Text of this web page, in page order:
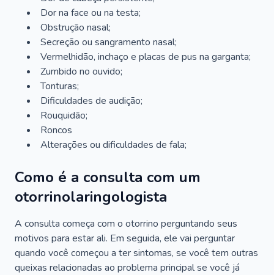
Dor na face ou na testa;
Obstrução nasal;
Secreção ou sangramento nasal;
Vermelhidão, inchaço e placas de pus na garganta;
Zumbido no ouvido;
Tonturas;
Dificuldades de audição;
Rouquidão;
Roncos
Alterações ou dificuldades de fala;
Como é a consulta com um
otorrinolaringologista
A consulta começa com o otorrino perguntando seus
motivos para estar ali. Em seguida, ele vai perguntar
quando você começou a ter sintomas, se você tem outras
queixas relacionadas ao problema principal se você já